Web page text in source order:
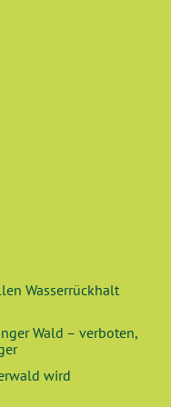
Wasserrückhalt
Wald – verboten,
wird